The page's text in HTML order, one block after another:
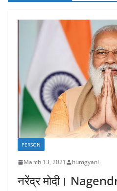
PERSON
March 13, 2021 humgyani
नरेंद्र मोदी।